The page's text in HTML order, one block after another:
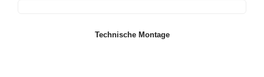
Technische Montage